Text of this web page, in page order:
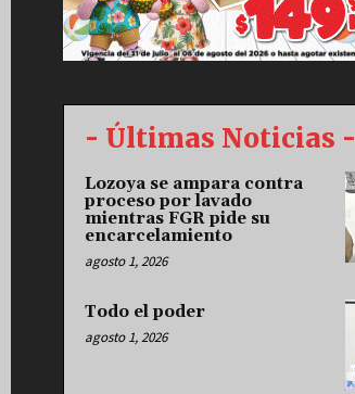
- Últimas Noticias -
Lozoya se ampara contra
proceso por lavado
mientras FGR pide su
encarcelamiento
agosto 1, 2026
Todo el poder
agosto 1, 2026